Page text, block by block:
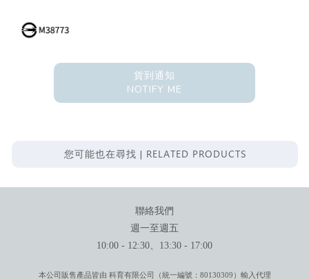
貨到通知
NOTIFY ME
您可能也在尋找 | RELATED PRODUCTS
聯絡我們
週一至週五
10:00 - 12:30、13:30 - 17:00
本公司販售產品皆由 科育有限公司（統一編號：80130309）輸入代理